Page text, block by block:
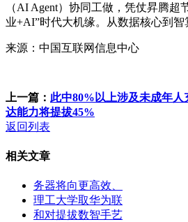
（AI Agent）协同工做，凭仗昇腾超
业+AI”时代大机缘。从数据核心到智
来源：中国互联网信息中心
上一篇： 此中80%以上涉及未成年人
达能力将提拔45%
返回列表
相关文章
务器将向更高效、
理工大学取华为联
和对提拔数智手艺